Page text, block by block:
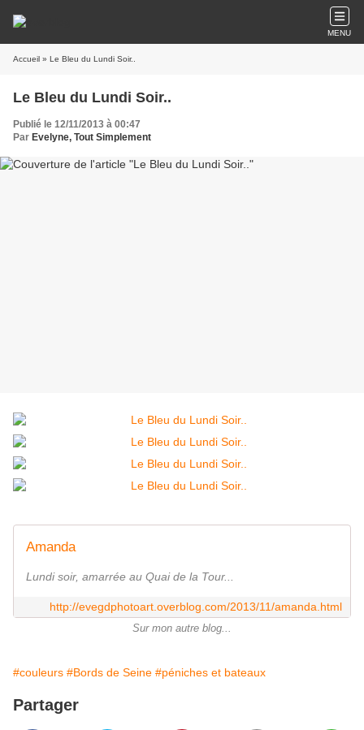
MENU
Accueil » Le Bleu du Lundi Soir..
Le Bleu du Lundi Soir..
Publié le 12/11/2013 à 00:47
Par Evelyne, Tout Simplement
Amanda
Lundi soir, amarrée au Quai de la Tour...
http://evegdphotoart.overblog.com/2013/11/amanda.html
Sur mon autre blog...
#couleurs #Bords de Seine #péniches et bateaux
Partager